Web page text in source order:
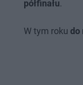
półfinału.
W tym roku do